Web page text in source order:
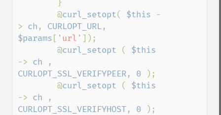
        @
curl_setopt( $this -
> ch , CURLOPT_URL
$params [ 'url' ]);
        @
curl_setopt (
-> ch
CURLOPT_SSL_VERIFYPEER, 0
);
        @
curl_setopt (
-> ch
CURLOPT_SSL_VERIFYHOST, 0
);